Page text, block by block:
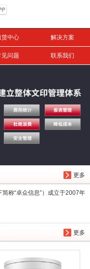
赁中心 解决方案
见问题 联系我们
更多
称“卓众信息”）成立于2007年
更多
搜索